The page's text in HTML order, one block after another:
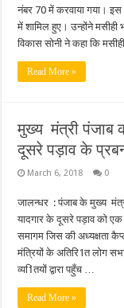
नंबर 70 में करवाया गया। इस
में शामिल हुए। उन्होंने मसीही
विकास सोनी ने कहा कि
Read More »
मुख्य मंत्री पंजाब
दूसरे पड़ाव के
March 6, 2018 0
जालन्धर : पंजाब के मुख्य
यादगार के दूसरे पड़ाव को एक
समागम जिस की अध्यक्षता
मंत्रियों के अतिरि1त लोग
व्य1ितयों द्वारा पहुँच …
Read More »